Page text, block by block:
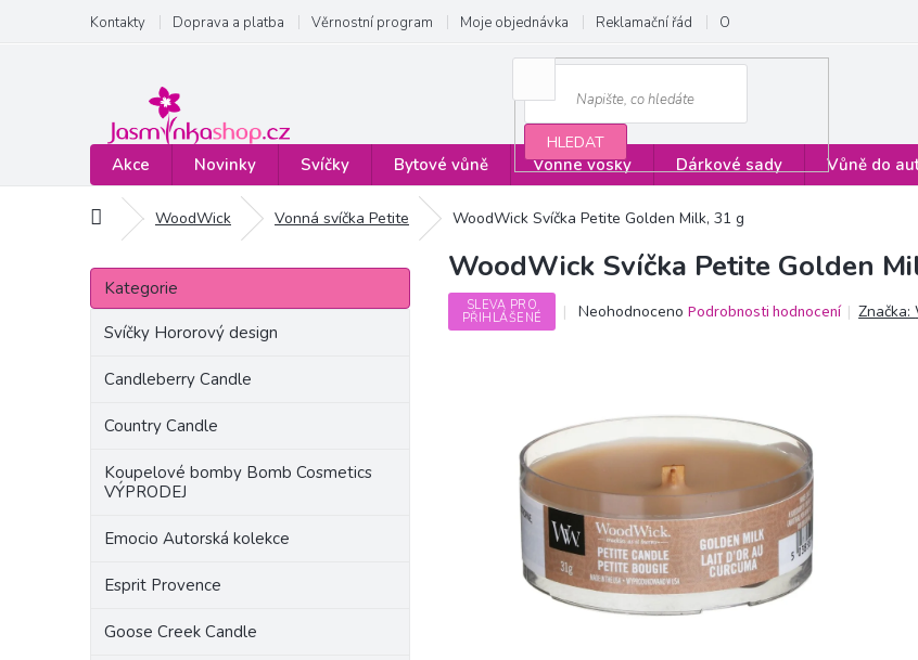
obsah
Kontakty Doprava a platba Věrnostní program Moje objednávka Reklamační řád Obchodní podmínky
HLEDAT
Akce Novinky Svíčky Bytové vůně Vonné vosky Dárkové sady Vůně do
Domů WoodWick Vonná svíčka Petite WoodWick Svíčka Petite Golden Milk, 31 g
P
s
Přeskočit
kategorie
Kategorie
Svíčky Hororový design
Candleberry Candle
Country Candle
Koupelové bomby Bomb Cosmetics
VÝPRODEJ
Emocio Autorská kolekce
Esprit Provence
Goose Creek Candle
WoodWick Svíčka Petite Golden
SLEVA PRO
PŘIHLÁŠENÉ
Průměrné
5
hvězdiček.
Neohodnoceno Podrobnosti hodnocení Značka: